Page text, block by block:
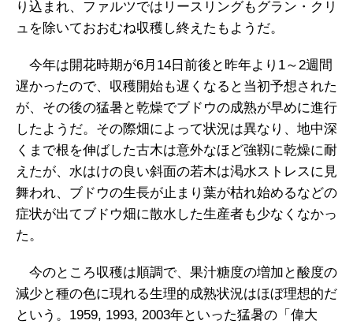
り込まれ、ファルツではリースリングもグラン・クリ
ュを除いておおむね収穫し終えたもようだ。
今年は開花時期が6月14日前後と昨年より1～2週間
遅かったので、収穫開始も遅くなると当初予想された
が、その後の猛暑と乾燥でブドウの成熟が早めに進行
したようだ。その際畑によって状況は異なり、地中深
くまで根を伸ばした古木は意外なほど強靱に乾燥に耐
えたが、水はけの良い斜面の若木は渇水ストレスに見
舞われ、ブドウの生長が止まり葉が枯れ始めるなどの
症状が出てブドウ畑に散水した生産者も少なくなかっ
た。
今のところ収穫は順調で、果汁糖度の増加と酸度の
減少と種の色に現れる生理的成熟状況はほぼ理想的だ
という。1959, 1993, 2003年といった猛暑の「偉大